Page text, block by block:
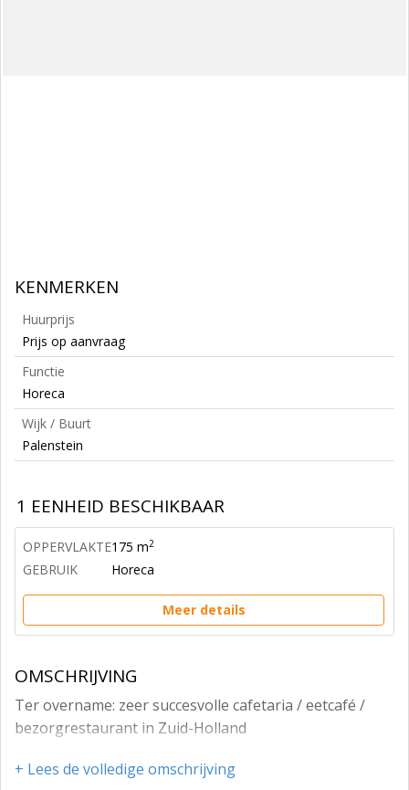
KENMERKEN
Huurprijs
Prijs op aanvraag
Functie
Horeca
Wijk / Buurt
Palenstein
1 EENHEID BESCHIKBAAR
OPPERVLAKTE175 m2
GEBRUIK Horeca
Meer details
OMSCHRIJVING
Ter overname: zeer succesvolle cafetaria / eetcafé /
bezorgrestaurant in Zuid-Holland
+ Lees de volledige omschrijving